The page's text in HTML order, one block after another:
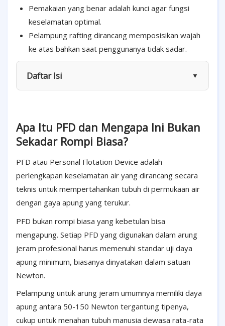
Pemakaian yang benar adalah kunci agar fungsi
keselamatan optimal.
Pelampung rafting dirancang memposisikan wajah
ke atas bahkan saat penggunanya tidak sadar.
Daftar Isi ▼
Apa Itu PFD dan Mengapa Ini Bukan
Sekadar Rompi Biasa?
PFD atau Personal Flotation Device adalah
perlengkapan keselamatan air yang dirancang secara
teknis untuk mempertahankan tubuh di permukaan air
dengan gaya apung yang terukur.
PFD bukan rompi biasa yang kebetulan bisa
mengapung. Setiap PFD yang digunakan dalam arung
jeram profesional harus memenuhi standar uji daya
apung minimum, biasanya dinyatakan dalam satuan
Newton.
Pelampung untuk arung jeram umumnya memiliki daya
apung antara 50-150 Newton tergantung tipenya,
cukup untuk menahan tubuh manusia dewasa rata-rata